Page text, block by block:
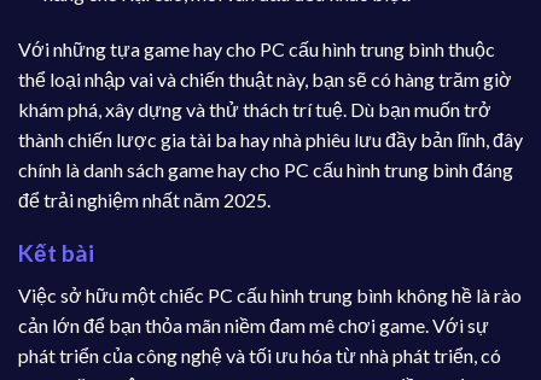
Với những tựa game hay cho PC cấu hình trung bình thuộc
thể loại nhập vai và chiến thuật này, bạn sẽ có hàng trăm giờ
khám phá, xây dựng và thử thách trí tuệ. Dù bạn muốn trở
thành chiến lược gia tài ba hay nhà phiêu lưu đầy bản lĩnh, đây
chính là danh sách game hay cho PC cấu hình trung bình đáng
để trải nghiệm nhất năm 2025.
Kết bài
Việc sở hữu một chiếc PC cấu hình trung bình không hề là rào
cản lớn để bạn thỏa mãn niềm đam mê chơi game. Với sự
phát triển của công nghệ và tối ưu hóa từ nhà phát triển, có